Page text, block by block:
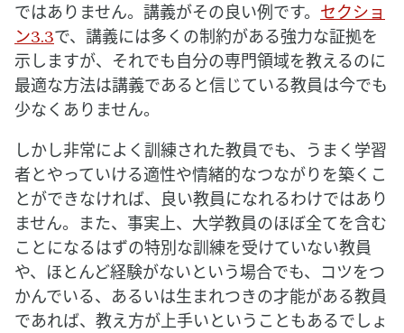
ではありません。講義がその良い例です。 セクショ
ン3.3で、講義には多くの制約がある強力な証拠を
示しますが、それでも自分の専門領域を教えるのに
最適な方法は講義であると信じている教員は今でも
少なくありません。
しかし非常によく訓練された教員でも、うまく学習
者とやっていける適性や情緒的なつながりを築くこ
とができなければ、良い教員になれるわけではあり
ません。また、事実上、大学教員のほぼ全てを含む
ことになるはずの特別な訓練を受けていない教員
や、ほとんど経験がないという場合でも、コツをつ
かんでいる、あるいは生まれつきの才能がある教員
であれば、教え方が上手いということもあるでしょ